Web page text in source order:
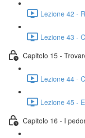
Lezione 42 -
Lezione 43 -
Capitolo 15 -
Lezione 44 -
Lezione 45 -
Capitolo 16 - I